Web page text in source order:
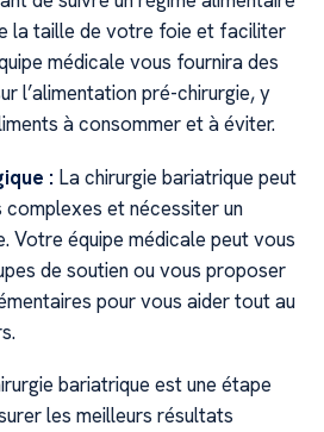
la taille de votre foie et faciliter
médicale vous fournira des
l’alimentation pré-chirurgie, y
à consommer et à éviter.
: La chirurgie bariatrique peut
et nécessiter un
Votre équipe médicale peut vous
de soutien ou vous proposer
pour vous aider tout au
bariatrique est une étape
les meilleurs résultats